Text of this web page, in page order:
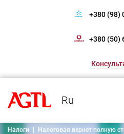
+380 (98)
+380 (50)
Ru
Налоги
Налоговая вернет полную